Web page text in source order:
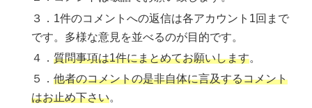
３．1件のコメントへの返信は各アカウント1回まで
です。多様な意見を並べるのが目的です。
４．質問事項は1件にまとめてお願いします。
５．他者のコメントの是非自体に言及するコメント
はお止め下さい。